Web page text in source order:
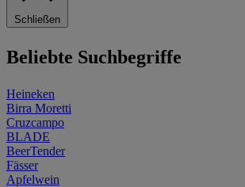
Schließen
Beliebte Suchbegriffe
Heineken
Birra Moretti
Cruzcampo
BLADE
BeerTender
Fässer
Apfelwein